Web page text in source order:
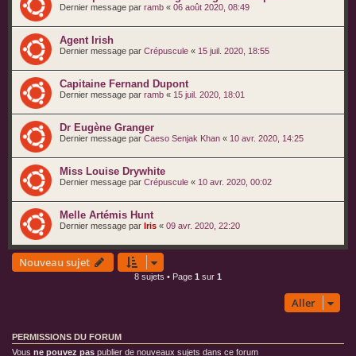
Dernier message par ramb « 06 août 2020, 08:49
Agent Irish
Dernier message par Crépuscule « 15 juil. 2020, 18:55
Capitaine Fernand Dupont
Dernier message par ramb « 15 juil. 2020, 18:01
Dr Eugène Granger
Dernier message par Caeso Senjak Khan « 10 avr. 2020, 14:25
Miss Louise Drywhite
Dernier message par Crépuscule « 10 avr. 2020, 00:02
Melle Artémis Hunt
Dernier message par Iris « 09 avr. 2020, 22:20
Nouveau sujet
8 sujets • Page 1 sur 1
Aller
PERMISSIONS DU FORUM
Vous ne pouvez pas publier de nouveaux sujets dans ce forum